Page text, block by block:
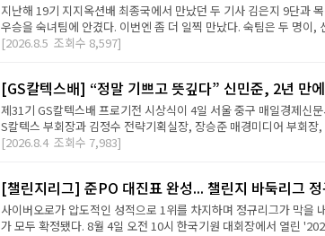
지난해 19기 지지옥션배 최종국에서 만났던 두 기사 김은지 9단과
우승을 숙녀팀에 안겼다. 이번엔 좀 더 일찍 만났다. 숙팀은 두 명이,
[2026.8.5 조회수 8,597]
[GS칼텍스배] “정말 기쁘고 뜻깊다” 신민준, 2년 만
제31기 GS칼텍스배 프로기전 시상식이 4일 서울 중구 매일경제신
S칼텍스 부회장과 김정수 전략기획실장, 장승준 매경미디어 부회장
[2026.8.4 조회수 7,983]
[챌린지리그] 준PO 대진표 완성... 챌린지 바둑리그
사이버오로가 압도적인 성적으로 1위를 차지하며 정규리그가 막을
가 모두 확정됐다. 8월 4일 오전 10시 한국기원 대회장에서 열린